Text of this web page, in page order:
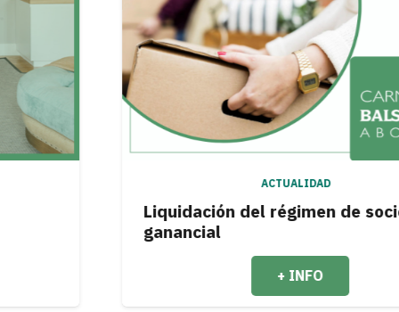
ACTUALIDAD
Liquidación del régimen de sociedad
ganancial